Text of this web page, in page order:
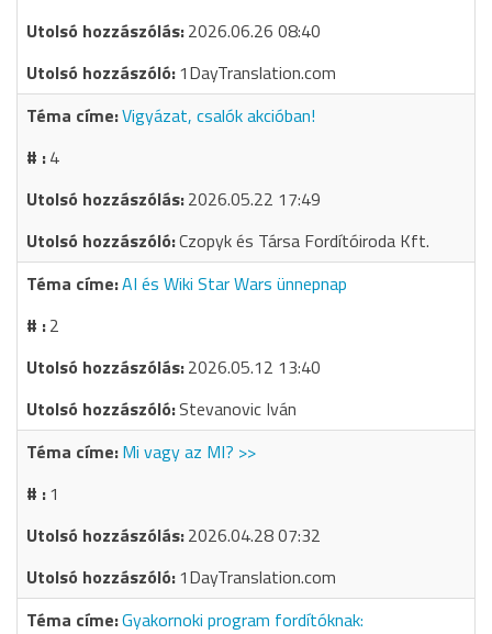
2026.06.26 08:40
1DayTranslation.com
Vigyázat, csalók akcióban!
4
2026.05.22 17:49
Czopyk és Társa Fordítóiroda Kft.
AI és Wiki Star Wars ünnepnap
2
2026.05.12 13:40
Stevanovic Iván
Mi vagy az MI? >>
1
2026.04.28 07:32
1DayTranslation.com
Gyakornoki program fordítóknak: